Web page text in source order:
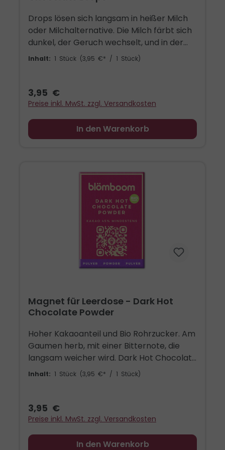
Drops lösen sich langsam in heißer Milch
oder Milchalternative. Die Milch färbt sich
dunkel, der Geruch wechselt, und in der
Tasse entsteht eine Trinkschokolade mit
steht für genau diese Sorte: dunkle Bio
Schokolade, portioniert in Drops. In
Blömboom Affen und dem Bio Siegel. Er
kennzeichnet die Blömboom Leerdose
rechteckig, abgerundete Ecken.
Blömboom unterstützt seit Jahren die
Chimfunshi Wildlife Orphanage in Sambia.
Jedes Produkt trägt dazu bei, verwaisten
Schimpansen einen geschützten
Lebensraum zu geben. Für den
Kühlschrank. Oder verschenkt zusammen
mit einer Dose Drops, als Zugabe, die
hängenbleibt.
Inhalt: 1 Stück (3,95 €* / 1 Stück)
3,95 €
Preise inkl. MwSt. zzgl. Versandkosten
In den Warenkorb
Magnet für Leerdose - Dark Hot
Chocolate Powder
Hoher Kakaoanteil und Bio Rohrzucker. Am
Gaumen herb, mit einer Bitternote, die
langsam weicher wird. Dark Hot Chocolate
Powder ist die Sorte für Kakao, der kräftig
Affen und dem Bio Siegel. Gedacht als
Kennzeichnung für die Blömboom
Kühlschrank oder an der Pinnwand. Das
Inhalt: 1 Stück (3,95 €* / 1 Stück)
3,95 €
Preise inkl. MwSt. zzgl. Versandkosten
In den Warenkorb